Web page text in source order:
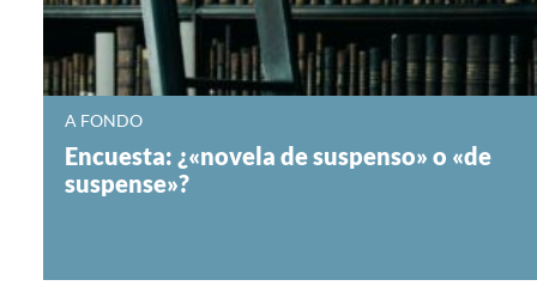
A FONDO
Encuesta: ¿«novela de suspenso» o «de
suspense»?